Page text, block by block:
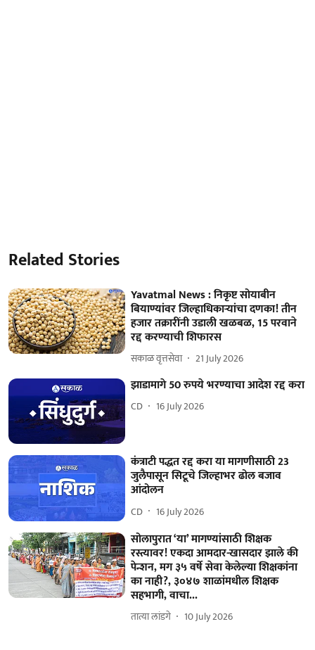
Related Stories
Yavatmal News : निकृष्ट सोयाबीन
बियाण्यांवर जिल्हाधिकार्‍यांचा दणका! तीन
हजार तक्रारींनी उडाली खळबळ, 15 परवाने
रद्द करण्याची शिफारस
सकाळ वृत्तसेवा 21 July 2026
झाडामागे 50 रुपये भरण्याचा आदेश रद्द करा
CD 16 July 2026
कंत्राटी पद्धत रद्द करा या मागणीसाठी 23
जुलैपासून सिटूचे जिल्हाभर ढोल बजाव
आंदोलन
CD 16 July 2026
सोलापुरात ‘या’ मागण्यांसाठी शिक्षक
रस्त्यावर! एकदा आमदार-खासदार झाले की
पेन्शन, मग ३५ वर्षे सेवा केलेल्या शिक्षकांना
का नाही?, ३०४७ शाळांमधील शिक्षक
सहभागी, वाचा...
तात्या लांडगे 10 July 2026